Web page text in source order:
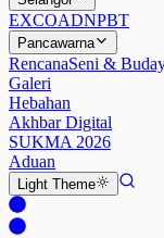
EXCOADNPBT
Pancawarna
RencanaSeni &
Galeri
Hebahan
Akhbar Digital
SUKMA 2026
Aduan
Light Theme